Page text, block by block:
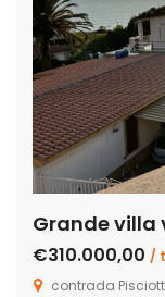
€310.000,00 /
contrada